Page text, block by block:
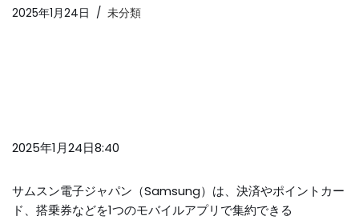
2025年1月24日 未分類
2025年1月24日8:40
サムスン電子ジャパン（Samsung）は、決済やポイントカー
ド、搭乗券などを1つのモバイルアプリで集約できる